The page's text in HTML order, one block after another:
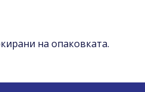
на опаковката.